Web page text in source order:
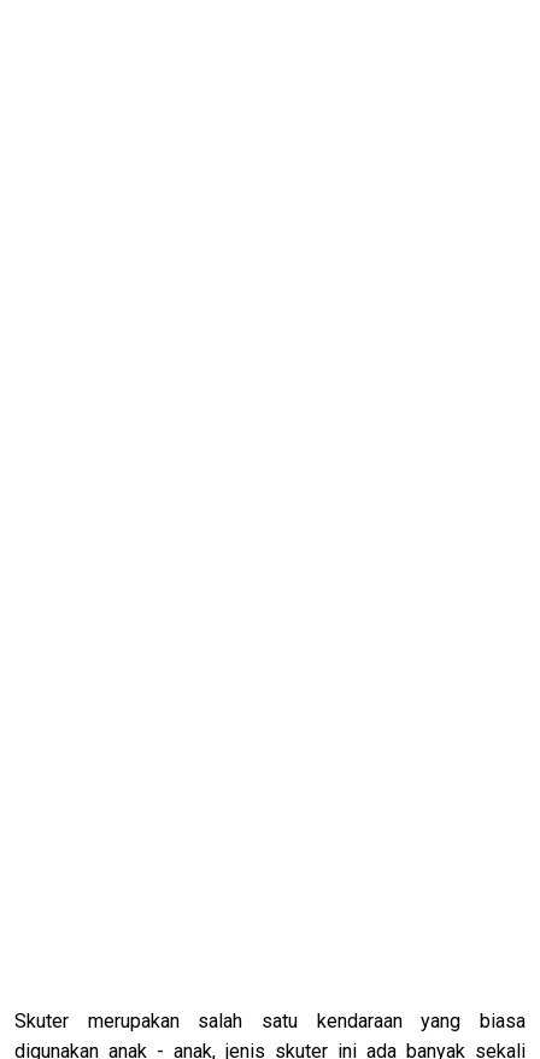
Skuter merupakan salah satu kendaraan yang biasa
digunakan anak - anak, jenis skuter ini ada banyak sekali